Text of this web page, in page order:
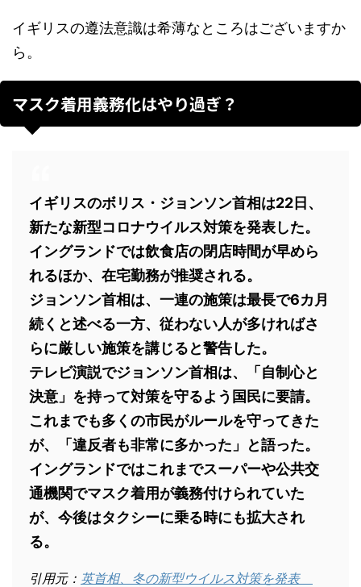
イギリスの遵法意識は希薄なところはございますか
ら。
マスク着用義務化はやり過ぎ？
イギリスのボリス・ジョンソン首相は22日、
新たな新型コロナウイルス対策を発表した。
イングランドでは飲食店の閉店時間が早めら
れるほか、在宅勤務が推奨される。
ジョンソン首相は、一連の施策は最長で6カ月
続くと述べる一方、従わない人が多ければさ
らに厳しい施策を講じると警告した。
テレビ演説でジョンソン首相は、「自制心と
決意」を持って対策を守るよう国民に要請。
これまでも多くの市民がルールを守ってきた
が、「違反者も非常に多かった」と語った。
イングランドではこれまでスーパーや公共交
通機関でマスク着用が義務付けられていた
が、今後はタクシーに乗る時にも拡大され
る。
引用元： 英首相、冬の新型ウイルス対策を発表